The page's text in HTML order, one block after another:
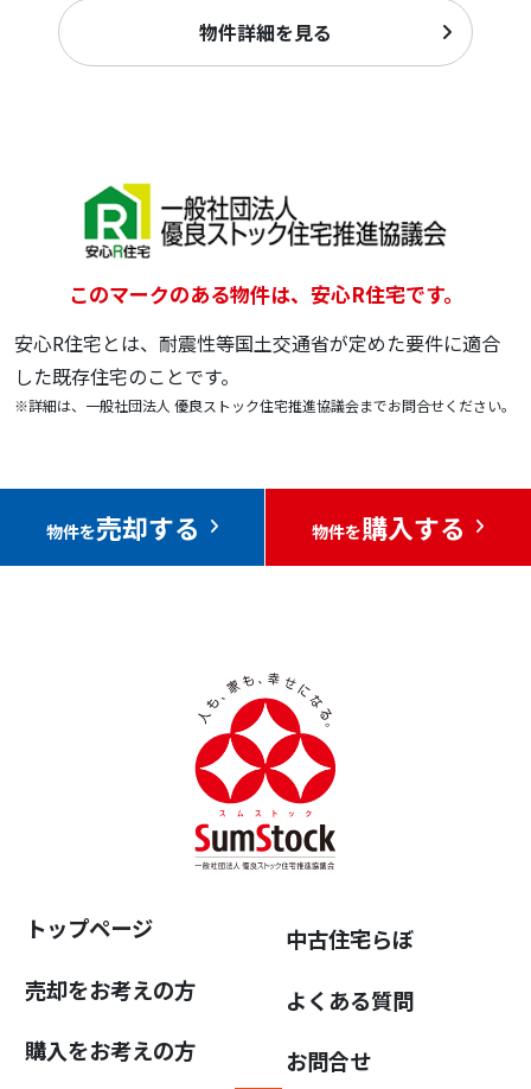
物件詳細を見る
このマークのある物件は、安心R住宅です。
安心R住宅とは、耐震性等国土交通省が定めた要件に適合
した既存住宅のことです。
※詳細は、一般社団法人 優良ストック住宅推進協議会までお問合せください。
物件を売却する 物件を購入する
トップページ
売却をお考えの方
購入をお考えの方
中古住宅らぼ
よくある質問
お問合せ